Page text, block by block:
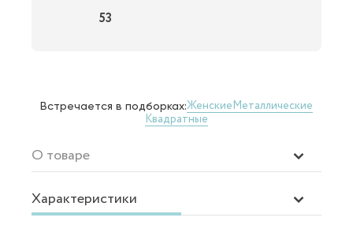
53
Встречается в подборках:ЖенскиеМеталлические
Квадратные
О товаре
Характеристики